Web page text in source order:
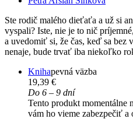
Ste rodič malého dieťaťa a už si
vyspali? Iste, nie je to nič
a uvedomiť si, že čas, keď sa bez
nenaje, bude trvať iba niekoľko
Knihapevná väzba
19,39 €
Do 6 – 9 dní
Tento produkt momentálne
vám ho vieme zabezpečiť